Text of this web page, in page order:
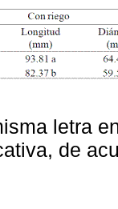
letra
de